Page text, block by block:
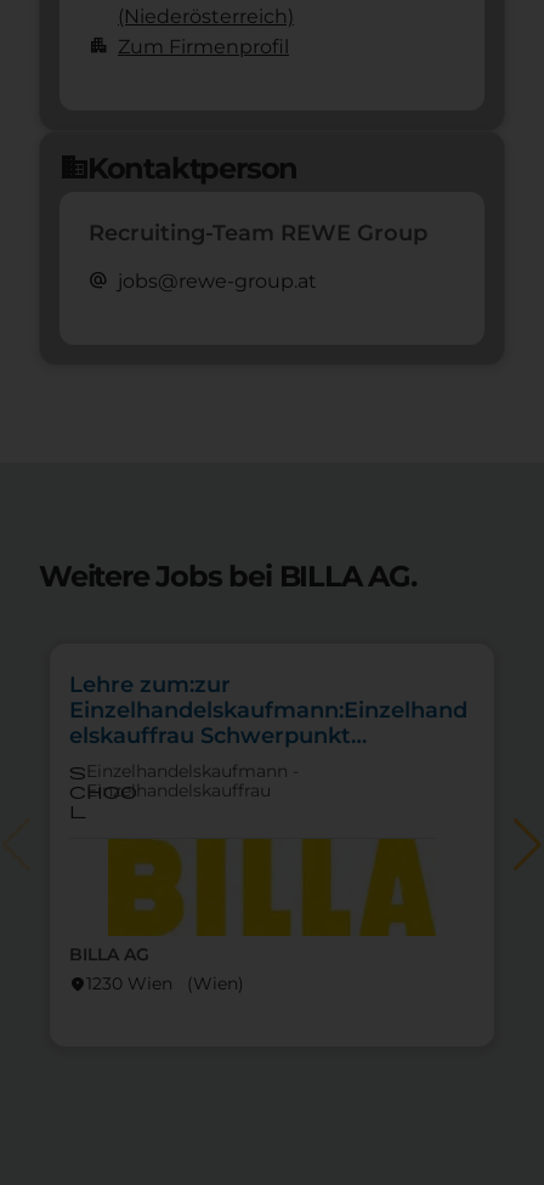
(Nieder­österreich)
apartment Zum Firmenprofil
domainKontaktperson
Recruiting-Team REWE Group
alternate_email jobs@rewe-group.at
Weitere Jobs bei BILLA AG.
BILLA AG
location_on1230 Wien (Wien)
Lehre zum:zur
Einzelhandelskaufmann:Einzelhand
elskauffrau Schwerpunkt
Feinkostfachverkauf
s
choo
l
Einzelhandelskaufmann -
Einzelhandelskauffrau